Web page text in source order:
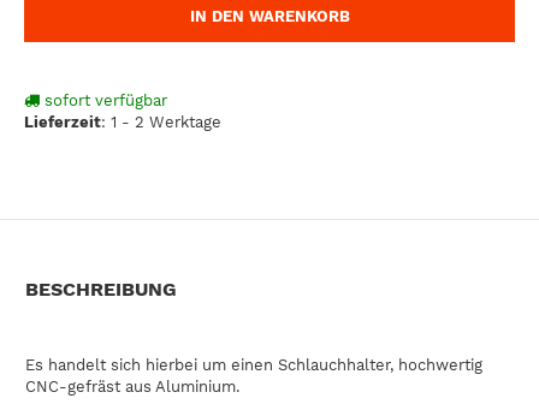
IN DEN WARENKORB
sofort verfügbar
Lieferzeit: 1 - 2 Werktage
BESCHREIBUNG
Es handelt sich hierbei um einen Schlauchhalter, hochwertig
CNC-gefräst aus Aluminium.